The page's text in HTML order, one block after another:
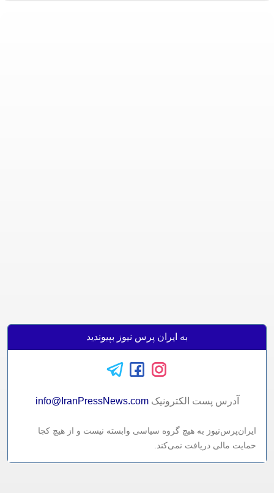
به ایران پرس نیوز بپیوندید
آدرس پست الکترونيکinfo@IranPressNews.com
ایران‌پرس‌نیوز به هیچ گروه سیاسی وابسته نیست و از هیچ کجا
حمایت مالی دریافت نمی‌کند.